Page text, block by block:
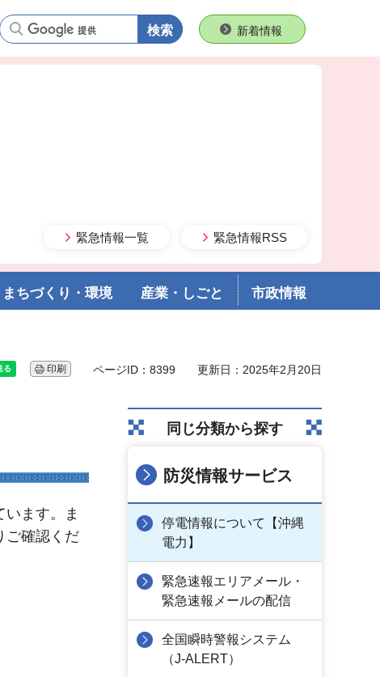
緊急情報一覧 緊急情報RSS
語句で検索新着情報
まちづくり・環境 産業・しごと 市政情報
印刷 ページID：8399 更新日：2025年2月20日
ます。ま
ご確認くだ
同じ分類から探す
防災情報サービス
停電情報について【沖縄
電力】
緊急速報エリアメール・
緊急速報メールの配信
全国瞬時警報システム
（J-ALERT）